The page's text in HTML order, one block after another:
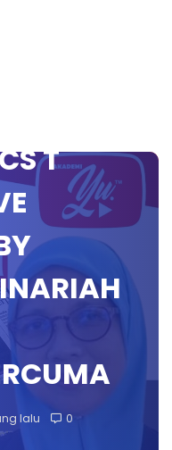
T
lalu 0